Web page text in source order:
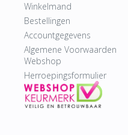
Winkelmand
Bestellingen
Accountgegevens
Algemene Voorwaarden
Webshop
Herroepingsformulier